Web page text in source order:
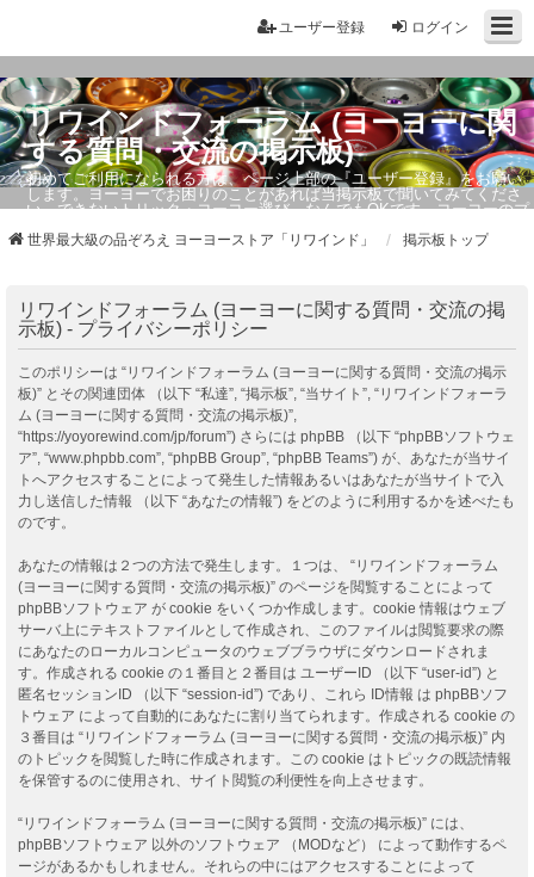
ログイン
ユーザー登録
リワインドフォーラム (ヨーヨーに関
する質問・交流の掲示板)
初めてご利用になられる方は、ページ上部の『ユーザー登録』をお願い
します。ヨーヨーでお困りのことがあれば当掲示板で聞いてみてくださ
い。できないトリック・ヨーヨー選び、なんでもOKです。ヨーヨーのプ
世界最大級の品ぞろえ ヨーヨーストア「リワインド」 掲示板トップ
リワインドフォーラム (ヨーヨーに関する質問・交流の掲
示板) - プライバシーポリシー
このポリシーは “リワインドフォーラム (ヨーヨーに関する質問・交流の掲示
板)” とその関連団体 （以下 “私達”, “掲示板”, “当サイト”, “リワインドフォーラ
ム (ヨーヨーに関する質問・交流の掲示板)”,
“https://yoyorewind.com/jp/forum”) さらには phpBB （以下 “phpBBソフトウェ
ア”, “www.phpbb.com”, “phpBB Group”, “phpBB Teams”) が、あなたが当サイ
トへアクセスすることによって発生した情報あるいはあなたが当サイトで入
力し送信した情報 （以下 “あなたの情報”) をどのように利用するかを述べたも
のです。
あなたの情報は２つの方法で発生します。１つは、 “リワインドフォーラム
(ヨーヨーに関する質問・交流の掲示板)” のページを閲覧することによって
phpBBソフトウェア が cookie をいくつか作成します。cookie 情報はウェブ
サーバ上にテキストファイルとして作成され、このファイルは閲覧要求の際
にあなたのローカルコンピュータのウェブブラウザにダウンロードされま
す。作成される cookie の１番目と２番目は ユーザーID （以下 “user-id”) と
匿名セッションID （以下 “session-id”) であり、これら ID情報 は phpBBソフ
トウェア によって自動的にあなたに割り当てられます。作成される cookie の
３番目は “リワインドフォーラム (ヨーヨーに関する質問・交流の掲示板)” 内
のトピックを閲覧した時に作成されます。この cookie はトピックの既読情報
を保管するのに使用され、サイト閲覧の利便性を向上させます。
“リワインドフォーラム (ヨーヨーに関する質問・交流の掲示板)” には、
phpBBソフトウェア 以外のソフトウェア （MODなど） によって動作するペ
ージがあるかもしれません。それらの中にはアクセスすることによって